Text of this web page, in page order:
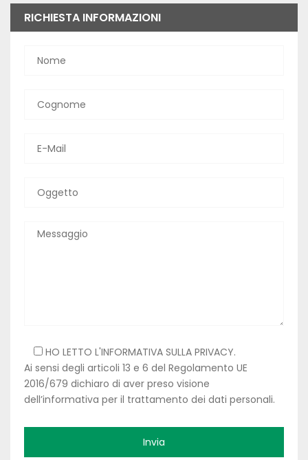
RICHIESTA INFORMAZIONI
HO LETTO L'INFORMATIVA SULLA PRIVACY.
Ai sensi degli articoli 13 e 6 del Regolamento UE
2016/679 dichiaro di aver preso visione
dell’informativa per il trattamento dei dati personali.